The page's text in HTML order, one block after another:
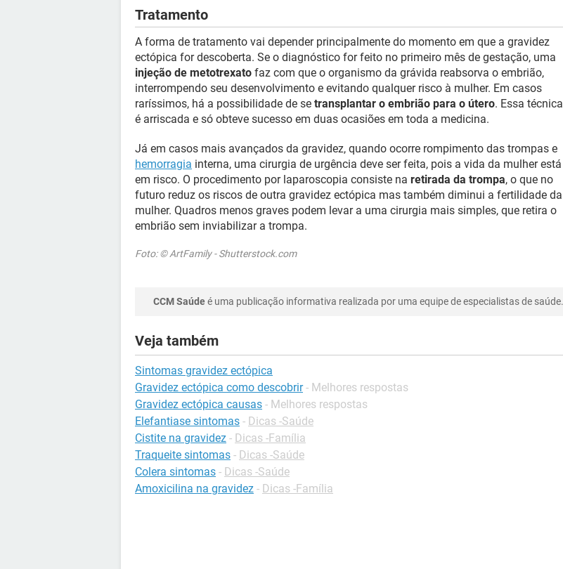
Tratamento
A forma de tratamento vai depender principalmente do momento em que a gravidez
ectópica for descoberta. Se o diagnóstico for feito no primeiro mês de gestação, uma
injeção de metotrexato faz com que o organismo da grávida reabsorva o embrião,
interrompendo seu desenvolvimento e evitando qualquer risco à mulher. Em casos
raríssimos, há a possibilidade de se transplantar o embrião para o útero. Essa técnica
é arriscada e só obteve sucesso em duas ocasiões em toda a medicina.
Já em casos mais avançados da gravidez, quando ocorre rompimento das trompas e
hemorragia interna, uma cirurgia de urgência deve ser feita, pois a vida da mulher está
em risco. O procedimento por laparoscopia consiste na retirada da trompa, o que no
futuro reduz os riscos de outra gravidez ectópica mas também diminui a fertilidade da
mulher. Quadros menos graves podem levar a uma cirurgia mais simples, que retira o
embrião sem inviabilizar a trompa.
Foto: © ArtFamily - Shutterstock.com
CCM Saúdeé uma publicação informativa realizada por uma equipe de especialistas de saúde.
Veja também
Sintomas gravidez ectópica
Gravidez ectópica como descobrir - Melhores respostas
Gravidez ectópica causas - Melhores respostas
Elefantiase sintomas - Dicas -Saúde
Cistite na gravidez - Dicas -Família
Traqueite sintomas - Dicas -Saúde
Colera sintomas - Dicas -Saúde
Amoxicilina na gravidez - Dicas -Família